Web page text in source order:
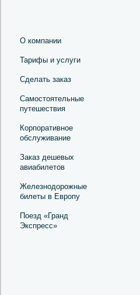
О компании
Тарифы и услуги
Сделать заказ
Самостоятельные
путешествия
Корпоративное
обслуживание
Заказ дешевых
авиабилетов
Железнодорожные
билеты в Европу
Поезд «Гранд
Экспресс»